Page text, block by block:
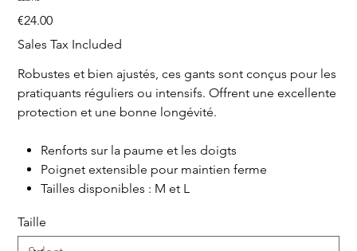
Price
€24.00
Sales Tax Included
Robustes et bien ajustés, ces gants sont conçus pour les
pratiquants réguliers ou intensifs. Offrent une excellente
protection et une bonne longévité.
Renforts sur la paume et les doigts
Poignet extensible pour maintien ferme
Tailles disponibles : M et L
Taille